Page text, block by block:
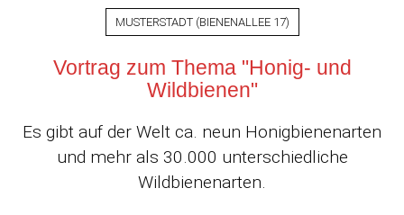
MUSTERSTADT(BIENENALLEE 17)
Vortrag zum Thema "Honig- und
Wildbienen"
Es gibt auf der Welt ca. neun Honigbienenarten
und mehr als 30.000 unterschiedliche
Wildbienenarten.